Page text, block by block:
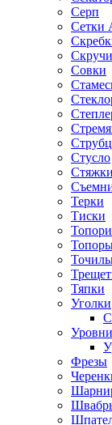
Серп
Сетки
Совки
Стусло
Стяжки
Терки
Тиски
Тяпки
Уголки
Уровни
Фрезы